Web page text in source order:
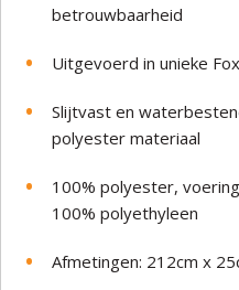
betrouwbaarheid
Uitgevoerd in unieke
Slijtvast en
polyester materiaal
100% polyester,
100% polyethyleen
Afmetingen: 212cm x